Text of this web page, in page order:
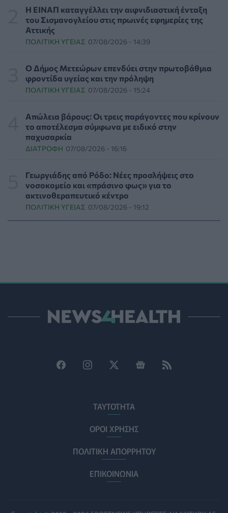
την ενίσχυση της βιοασφάλειας από το ΥΠΑΑΤ
ΕΠΙΚΑΙΡΌΤΗΤΑ 07/08/2026 - 17:42
Συναγερμός στις ΗΠΑ για φονικό μύκητα που αντέχει
ΥΓΕΊΑ 07/08/2026 - 17:17
Πέθανε στα 26 της η influencer Σίντνεϊ Τάουλ που
καρκίνο
ΕΠΙΚΑΙΡΌΤΗΤΑ 07/08/2026 - 16:41
Απώλεια βάρους: Οι τρεις παράγοντες που κρίνουν το
ΔΙΑΤΡΟΦΉ 07/08/2026 - 16:16
Ο ΙΣΑ συνιστά τη λήψη σχολαστικών μέτρων ατομικής
προστασίας από τον ιό του Δυτικού Νείλου
ΥΓΕΊΑ 07/08/2026 - 15:42
PET 07/08/2026 - 15:02
ΠΟΛΙΤΙΚΉ ΥΓΕΊΑΣ 07/08/2026 - 14:39
σοβαρής εγκεφαλικής κάκωσης
τον χρόνο για φάρμακα GLP-1 στους εργαζομένους
07/08/2026 - 13:00
παραθεριστές
Η ΕΙΝΑΠ καταγγέλλει την αιφνιδιαστική ένταξη
του Σισμανογλείου στις πρωινές εφημερίες της
Αττικής
ΠΟΛΙΤΙΚΉ ΥΓΕΊΑΣ 07/08/2026 - 14:39
Ο Δήμος Μετεώρων επενδύει στην πρωτοβάθμια
φροντίδα υγείας και την πρόληψη
ΠΟΛΙΤΙΚΉ ΥΓΕΊΑΣ 07/08/2026 - 15:24
Απώλεια βάρους: Οι τρεις παράγοντες που κρίνουν
το αποτέλεσμα σύμφωνα με ειδικό στην
παχυσαρκία
ΔΙΑΤΡΟΦΉ 07/08/2026 - 16:16
Γεωργιάδης από Ρόδο: Νέες προσλήψεις στο
νοσοκομείο και «πράσινο φως» για το
ακτινοθεραπευτικό κέντρο
ΠΟΛΙΤΙΚΉ ΥΓΕΊΑΣ 07/08/2026 - 19:12
ΤΑΥΤΟΤΗΤΑ
ΟΡΟΙ ΧΡΗΣΗΣ
ΠΟΛΙΤΙΚΗ ΑΠΟΡΡΗΤΟΥ
ΕΠΙΚΟΙΝΩΝΙΑ